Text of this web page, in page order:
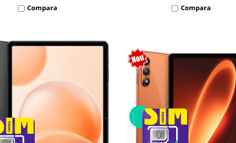
Compara Compara